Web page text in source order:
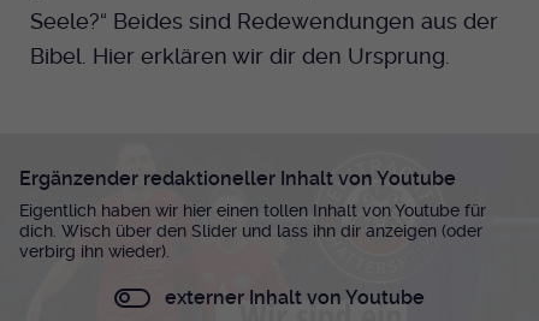
Seele?“ Beides sind Redewendungen aus der
Bibel. Hier erklären wir dir den Ursprung.
Ergänzender redaktioneller Inhalt von Youtube
Eigentlich haben wir hier einen tollen Inhalt von Youtube für
dich. Wisch über den Slider und lass ihn dir anzeigen (oder
verbirg ihn wieder).
externer Inhalt von Youtube